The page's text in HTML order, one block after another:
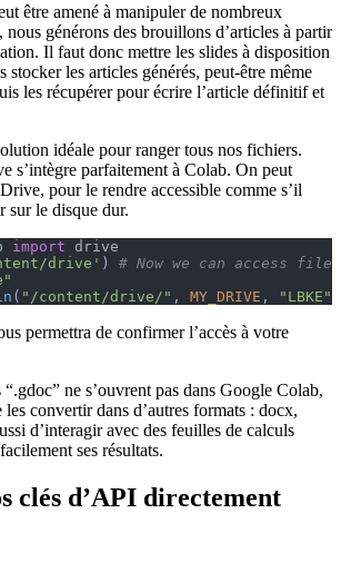
être amené à manipuler de nombreux
générons des brouillons d’articles à partir
Il faut donc mettre les slides à disposition
stocker les articles générés, peut-être même
les récupérer pour écrire l’article définitif et
idéale pour ranger tous nos fichiers.
s’intègre parfaitement à Colab. On peut
pour le rendre accessible comme s’il
sur le disque dur.
import drive
drive' ) # Now we can access
( "/content/drive/" , MY_DRIVE , "LBKE"
permettra de confirmer l’accès à votre
ne s’ouvrent pas dans Google Colab,
convertir dans d’autres formats : docx,
d’interagir avec des feuilles de calculs
ses résultats.
clés d’API directement